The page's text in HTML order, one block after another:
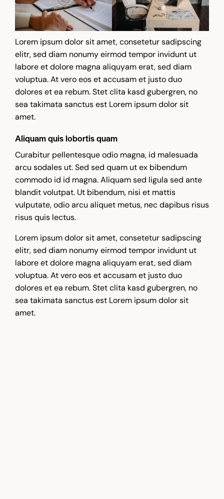
Lorem ipsum dolor sit amet, consetetur sadipscing
elitr, sed diam nonumy eirmod tempor invidunt ut
labore et dolore magna aliquyam erat, sed diam
voluptua. At vero eos et accusam et justo duo
dolores et ea rebum. Stet clita kasd gubergren, no
sea takimata sanctus est Lorem ipsum dolor sit
amet.
Aliquam quis lobortis quam
Curabitur pellentesque odio magna, id malesuada
arcu sodales ut. Sed sed quam ut ex bibendum
commodo id id magna. Aliquam sed ligula sed ante
blandit volutpat. Ut bibendum, nisi et mattis
vulputate, odio arcu aliquet metus, nec dapibus risus
risus quis lectus.
Lorem ipsum dolor sit amet, consetetur sadipscing
elitr, sed diam nonumy eirmod tempor invidunt ut
labore et dolore magna aliquyam erat, sed diam
voluptua. At vero eos et accusam et justo duo
dolores et ea rebum. Stet clita kasd gubergren, no
sea takimata sanctus est Lorem ipsum dolor sit
amet.